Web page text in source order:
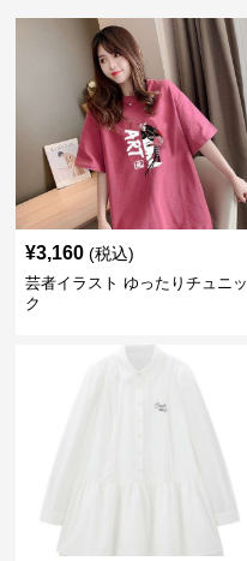
¥3,160 (税込)
芸者イラスト ゆったりチュニッ
ク